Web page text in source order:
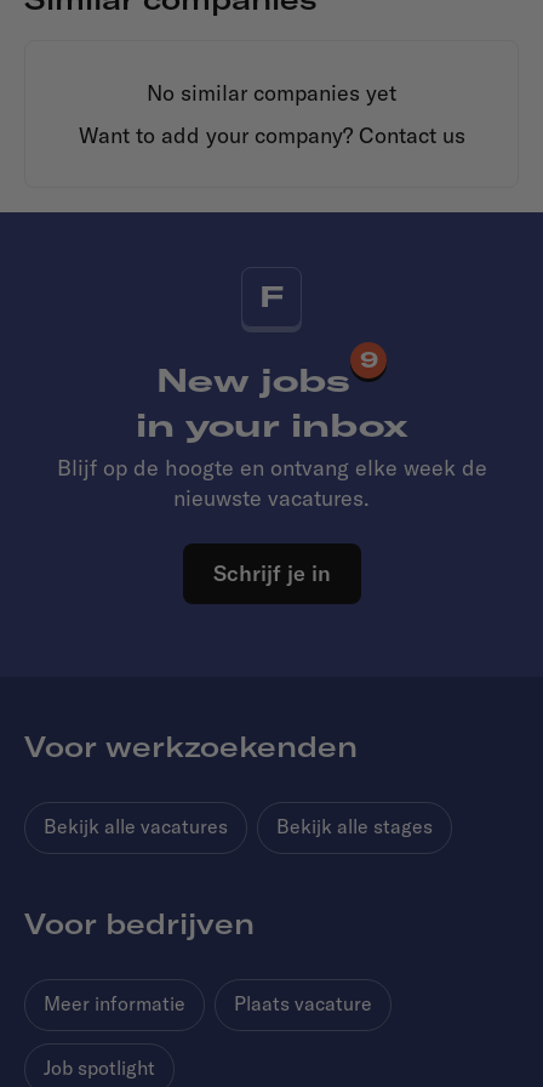
No similar companies yet
Want to add your company? Contact us
F
New jobs
9
in your inbox
Blijf op de hoogte en ontvang elke week de
nieuwste vacatures.
Schrijf je in
Voor werkzoekenden
Bekijk alle vacatures Bekijk alle stages
Voor bedrijven
Meer informatie Plaats vacature
Job spotlight